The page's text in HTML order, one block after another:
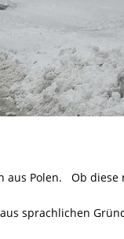
aus Polen. Ob
sprachlichen